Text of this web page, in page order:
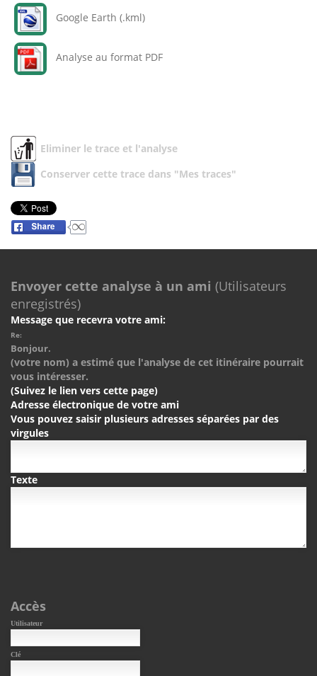
Google Earth (.kml)
Analyse au format PDF
Eliminer le trace et l'analyse
Conserver cette trace dans "Mes traces"
Envoyer cette analyse à un ami (Utilisateurs
enregistrés)
Message que recevra votre ami:
Re:
Bonjour.
(votre nom) a estimé que l'analyse de cet itinéraire pourrait
vous intéresser.
(Suivez le lien vers cette page)
Adresse électronique de votre ami
Vous pouvez saisir plusieurs adresses séparées par des
virgules
Texte
Accès
Utilisateur
Clé